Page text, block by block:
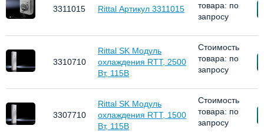
3311015 Rittal Артикул 3311015
товара: по
запросу
3310710
Rittal SK Модуль
охлаждения RTT, 2500
Вт, 115В
Стоимость
товара: по
запросу
3307710
Rittal SK Модуль
охлаждения RTT, 1500
Вт, 115В
Стоимость
товара: по
запросу